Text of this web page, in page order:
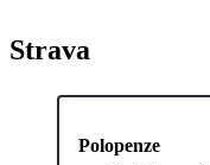
Strava
Polopenze